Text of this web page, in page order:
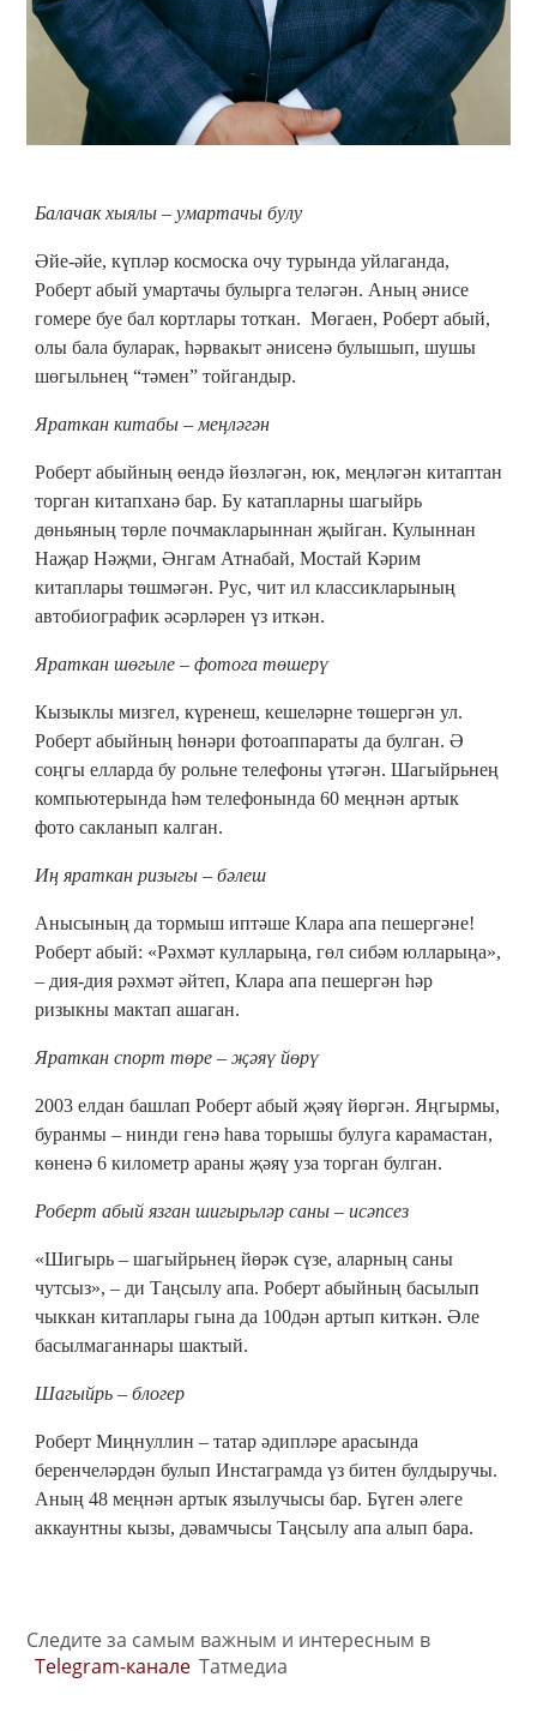
Балачак хыялы – умартачы булу
Әйе-әйе, күпләр космоска очу турында уйлаганда,
Роберт абый умартачы булырга теләгән. Аның әнисе
гомере буе бал кортлары тоткан. Мөгаен, Роберт абый,
олы бала буларак, һәрвакыт әнисенә булышып, шушы
шөгыльнең “тәмен” тойгандыр.
Яраткан китабы – меңләгән
Роберт абыйның өендә йөзләгән, юк, меңләгән китаптан
торган китапханә бар. Бу катапларны шагыйрь
дөньяның төрле почмакларыннан җыйган. Кулыннан
Наҗар Нәҗми, Әнгам Атнабай, Мостай Кәрим
китаплары төшмәгән. Рус, чит ил классикларының
автобиографик әсәрләрен үз иткән.
Яраткан шөгыле – фотога төшерү
Кызыклы мизгел, күренеш, кешеләрне төшергән ул.
Роберт абыйның һөнәри фотоаппараты да булган. Ә
соңгы елларда бу рольне телефоны үтәгән. Шагыйрьнең
компьютерында һәм телефонында 60 меңнән артык
фото сакланып калган.
Иң яраткан ризыгы – бәлеш
Анысының да тормыш иптәше Клара апа пешергәне!
Роберт абый: «Рәхмәт кулларыңа, гөл сибәм юлларыңа»,
– дия-дия рәхмәт әйтеп, Клара апа пешергән һәр
ризыкны мактап ашаган.
Яраткан спорт төре – җәяү йөрү
2003 елдан башлап Роберт абый җәяү йөргән. Яңгырмы,
буранмы – нинди генә һава торышы булуга карамастан,
көненә 6 километр араны җәяү уза торган булган.
Роберт абый язган шигырьләр саны – исәпсез
«Шигырь – шагыйрьнең йөрәк сүзе, аларның саны
чутсыз», – ди Таңсылу апа. Роберт абыйның басылып
чыккан китаплары гына да 100дән артып киткән. Әле
басылмаганнары шактый.
Шагыйрь – блогер
Роберт Миңнуллин – татар әдипләре арасында
беренчеләрдән булып Инстаграмда үз битен булдыручы.
Аның 48 меңнән артык язылучысы бар. Бүген әлеге
аккаунтны кызы, дәвамчысы Таңсылу апа алып бара.
Следите за самым важным и интересным в
Telegram-канале Татмедиа